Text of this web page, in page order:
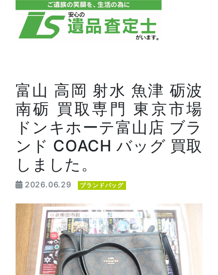
富山 高岡 射水 魚津 砺波
南砺 買取専門 東京市場
ドンキホーテ富山店 ブラ
ンド COACH バッグ 買取
しました。
2026.06.29 ブランドバッグ